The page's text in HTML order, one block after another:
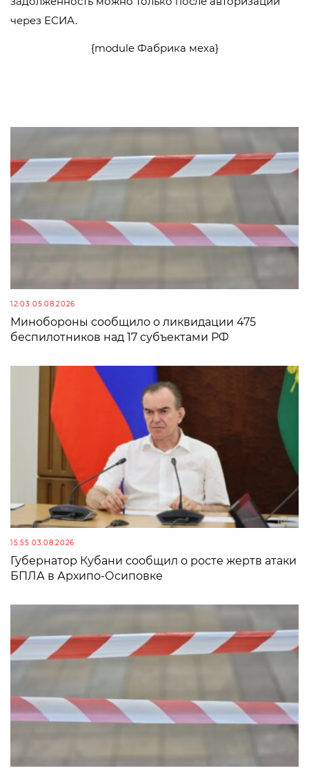
через ЕСИА.
{module Фабрика меха}
12:03 05.08.2026
Минобороны сообщило о ликвидации 475
беспилотников над 17 субъектами РФ
15:55 03.08.2026
Губернатор Кубани сообщил о росте жертв атаки
БПЛА в Архипо-Осиповке